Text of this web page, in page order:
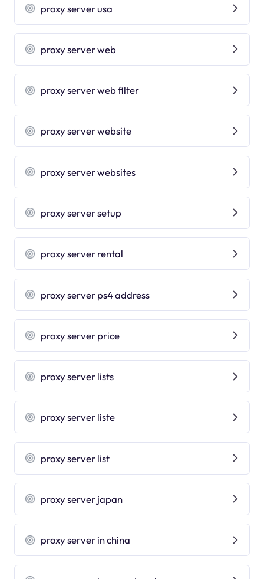
proxy server usa
proxy server web
proxy server web filter
proxy server website
proxy server websites
proxy server setup
proxy server rental
proxy server ps4 address
proxy server price
proxy server lists
proxy server liste
proxy server list
proxy server japan
proxy server in china